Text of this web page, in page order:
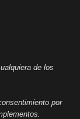
de los
por